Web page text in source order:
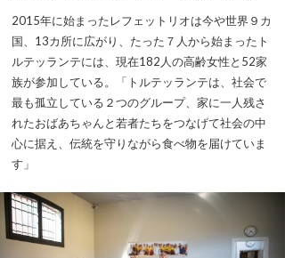
2015年に始まったレフェットリオは今や世界９カ
国、13カ所に広がり、たった７人から始まったト
ルテッランテには、現在182人の高齢女性と52家
族が参加している。「トルテッランテは、社会で
最も孤立している２つのグループ、家に一人残さ
れたおばあちゃんと若者たちをつなげて社会の中
心に据え、伝統を守りながら食べ物を届けていま
す」